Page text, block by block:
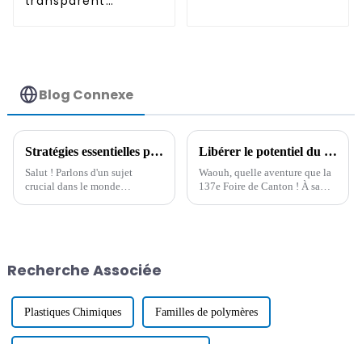
Blog Connexe
Stratégies essentielles pour l'utilisation d'additifs antistatiques dans les processus de fabrication modernes
Salut ! Parlons d'un sujet
crucial dans le monde
Libérer le potentiel du commerce mondial : les additifs conducteurs brillent à la 137e Foire de Canton, qui bat tous les records
Waouh, quelle aventure que la
137e Foire de Canton ! À sa
Recherche Associée
Plastiques Chimiques Familles de polymères